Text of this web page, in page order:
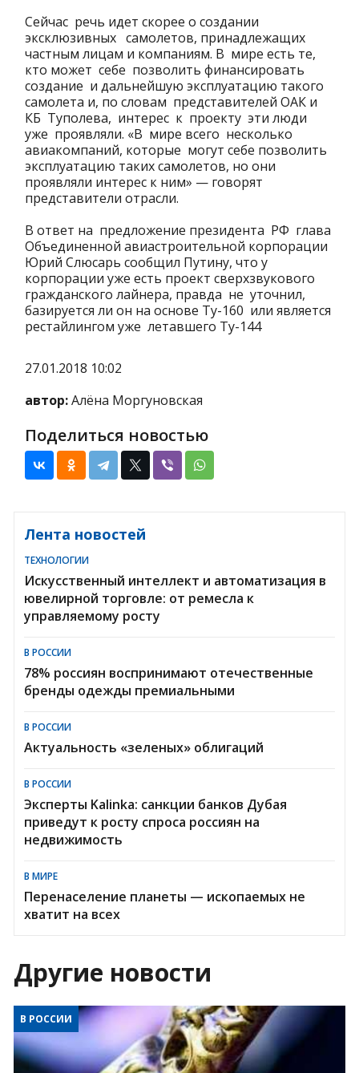
Сейчас речь идет скорее о создании
эксклюзивных самолетов, принадлежащих
частным лицам и компаниям. В мире есть те,
кто может себе позволить финансировать
создание и дальнейшую эксплуатацию такого
самолета и, по словам представителей ОАК и
КБ Туполева, интерес к проекту эти люди
уже проявляли. «В мире всего несколько
авиакомпаний, которые могут себе позволить
эксплуатацию таких самолетов, но они
проявляли интерес к ним» — говорят
представители отрасли.
В ответ на предложение президента РФ глава
Объединенной авиастроительной корпорации
Юрий Слюсарь сообщил Путину, что у
корпорации уже есть проект сверхзвукового
гражданского лайнера, правда не уточнил,
базируется ли он на основе Ту-160 или является
рестайлингом уже летавшего Ту-144
27.01.2018 10:02
автор:Алёна Моргуновская
Поделиться новостью
Лента новостей
ТЕХНОЛОГИИ
Искусственный интеллект и автоматизация в
ювелирной торговле: от ремесла к
управляемому росту
В РОССИИ
78% россиян воспринимают отечественные
бренды одежды премиальными
В РОССИИ
Актуальность «зеленых» облигаций
В РОССИИ
Эксперты Kalinka: санкции банков Дубая
приведут к росту спроса россиян на
недвижимость
В МИРЕ
Перенаселение планеты — ископаемых не
хватит на всех
Другие новости
В РОССИИ